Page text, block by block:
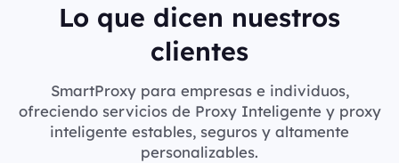
Lo que dicen nuestros
clientes
SmartProxy para empresas e individuos,
ofreciendo servicios de Proxy Inteligente y proxy
inteligente estables, seguros y altamente
personalizables.